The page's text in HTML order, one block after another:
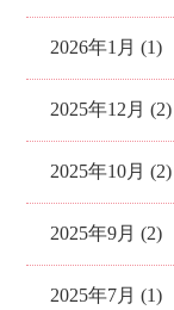
2026年1月 (1)
2025年12月 (2)
2025年10月 (2)
2025年9月 (2)
2025年7月 (1)